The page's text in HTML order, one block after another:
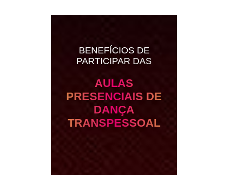
BENEFÍCIOS DE
PARTICIPAR DAS
AULAS
PRESENCIAIS DE
DANÇA
TRANSPESSOAL